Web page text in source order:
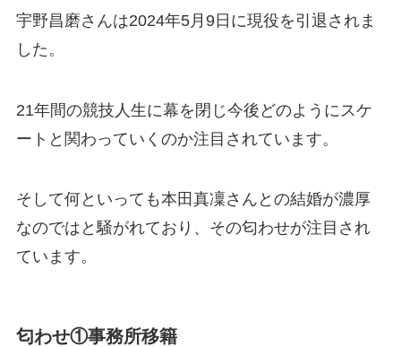
宇野昌磨さんは2024年5月9日に現役を引退されま
した。
21年間の競技人生に幕を閉じ今後どのようにスケ
ートと関わっていくのか注目されています。
そして何といっても本田真凜さんとの結婚が濃厚
なのではと騒がれており、その匂わせが注目され
ています。
匂わせ①事務所移籍